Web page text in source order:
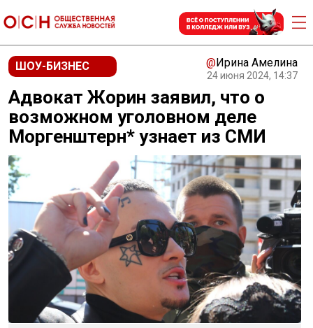
ШОУ-БИЗНЕС @Ирина Амелина
24 июня 2024, 14:37
Адвокат Жорин заявил, что о
возможном уголовном деле
Моргенштерн* узнает из СМИ